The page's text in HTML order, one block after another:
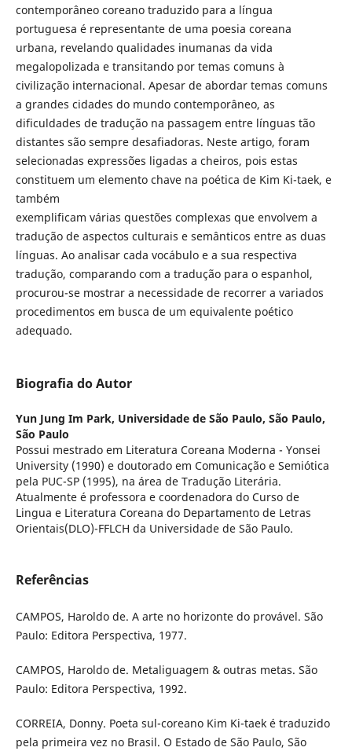
contemporâneo coreano traduzido para a língua
portuguesa é representante de uma poesia coreana
urbana, revelando qualidades inumanas da vida
megalopolizada e transitando por temas comuns à
civilização internacional. Apesar de abordar temas comuns
a grandes cidades do mundo contemporâneo, as
dificuldades de tradução na passagem entre línguas tão
distantes são sempre desafiadoras. Neste artigo, foram
selecionadas expressões ligadas a cheiros, pois estas
constituem um elemento chave na poética de Kim Ki-taek, e
também
exemplificam várias questões complexas que envolvem a
tradução de aspectos culturais e semânticos entre as duas
línguas. Ao analisar cada vocábulo e a sua respectiva
tradução, comparando com a tradução para o espanhol,
procurou-se mostrar a necessidade de recorrer a variados
procedimentos em busca de um equivalente poético
adequado.
Biografia do Autor
Yun Jung Im Park, Universidade de São Paulo, São Paulo,
São Paulo
Possui mestrado em Literatura Coreana Moderna - Yonsei
University (1990) e doutorado em Comunicação e Semiótica
pela PUC-SP (1995), na área de Tradução Literária.
Atualmente é professora e coordenadora do Curso de
Lingua e Literatura Coreana do Departamento de Letras
Orientais(DLO)-FFLCH da Universidade de São Paulo.
Referências
CAMPOS, Haroldo de. A arte no horizonte do provável. São
Paulo: Editora Perspectiva, 1977.
CAMPOS, Haroldo de. Metaliguagem & outras metas. São
Paulo: Editora Perspectiva, 1992.
CORREIA, Donny. Poeta sul-coreano Kim Ki-taek é traduzido
pela primeira vez no Brasil. O Estado de São Paulo, São